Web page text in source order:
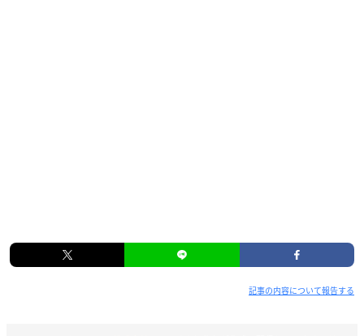
記事の内容について報告する